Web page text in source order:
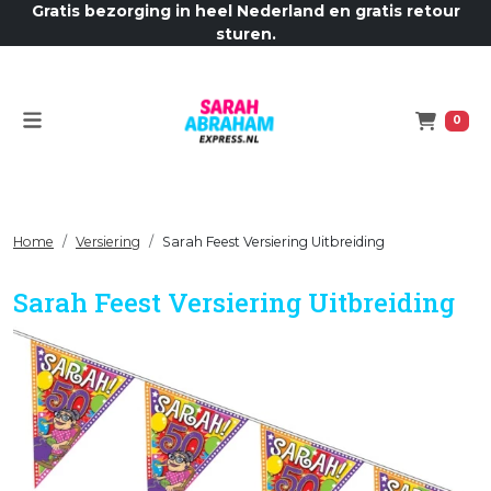
Gratis bezorging in heel Nederland en gratis retour
sturen.
Menu 0
Home Versiering Sarah Feest Versiering Uitbreiding
Sarah Feest Versiering Uitbreiding